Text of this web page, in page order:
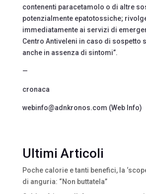
contenenti paracetamolo o di altre
potenzialmente epatotossiche;
immediatamente ai servizi di
Centro Antiveleni in caso di sospetto
anche in assenza di sintomi”.
—
cronaca
webinfo@adnkronos.com (Web Info)
Ultimi Articoli
Poche calorie e tanti benefici, la
di anguria: “Non buttatela”